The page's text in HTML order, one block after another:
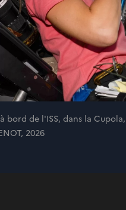
bord de l'ISS, dans la
2026